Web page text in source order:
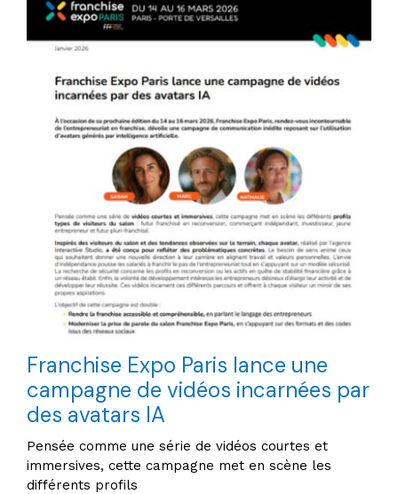
Franchise Expo Paris lance une
campagne de vidéos incarnées par
des avatars IA
Pensée comme une série de vidéos courtes et
immersives, cette campagne met en scène les
différents profils